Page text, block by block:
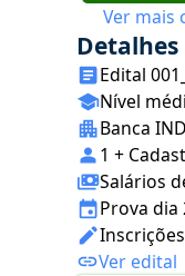
Ver mais
Detalhes
Edital
Nível
Banca
1 +
Salários
Prova dia
Ver edital